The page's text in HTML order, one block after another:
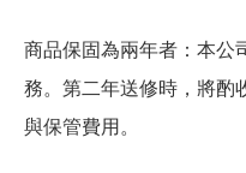
商品保固為兩年者：本公
務。第二年送修時，將酌
與保管費用。